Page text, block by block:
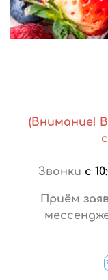
(Внимание!
Звонки с
Приём